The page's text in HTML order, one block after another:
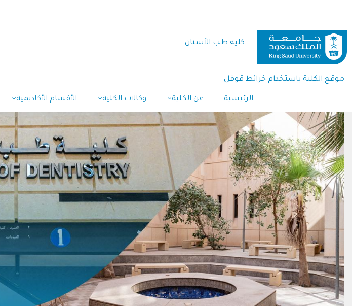
المحتوى
الرئيسي
كلية طب الأسنان
موقع الكلية باستخدام خرائط قوقل
الرئيسية عن الكلية وكالات الكلية الأقسام الأكاديمية